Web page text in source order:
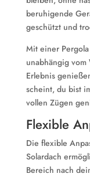
beruhigende
geschützt und
Mit einer
unabhängig
Erlebnis
scheint, du bist
vollen Zügen
Flexible
Die flexible
Solardach
Bereich nach